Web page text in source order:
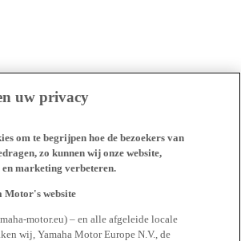
uw privacy
om te begrijpen hoe de bezoekers van
zo kunnen wij onze website,
en marketing verbeteren.
Motor's website
motor.eu) – en alle afgeleide locale
wij, Yamaha Motor Europe N.V., de